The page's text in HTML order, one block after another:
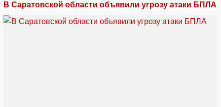
В Саратовской области объявили угрозу атаки БПЛА